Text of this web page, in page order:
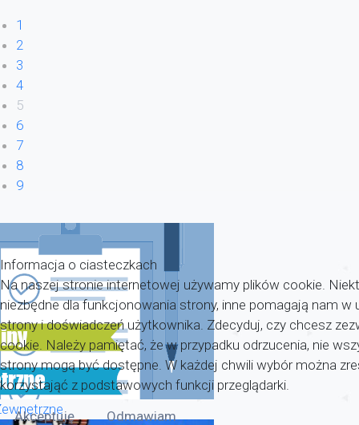
1
2
3
4
5
6
7
8
9
Informacja o ciasteczkach
Na naszej stronie internetowej używamy plików cookie.
niezbędne dla funkcjonowania strony, inne pomagają nam w
strony i doświadczeń użytkownika. Zdecyduj, czy chcesz
cookie. Należy pamiętać, że w przypadku odrzucenia, nie
strony mogą być dostępne. W każdej chwili wybór można
korzystająć z podstawowych funkcji przeglądarki.
Akceptuję
Odmawiam